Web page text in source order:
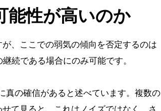
性が高いのか
、ここでの弱気の傾向を否定するのは
続である場合にのみ可能です。
の確信があると述べています。複数の